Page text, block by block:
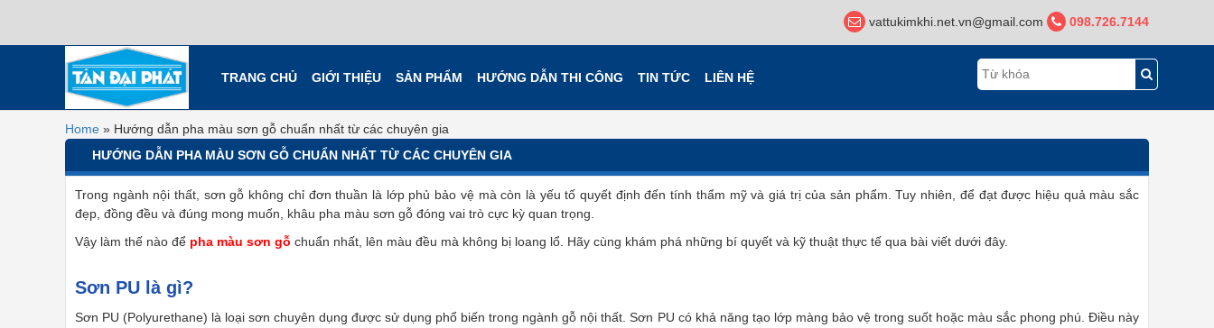
vattukimkhi.net.vn@gmail.com 098.726.7144
TRANG CHỦ GIỚI THIỆU SẢN PHẨM HƯỚNG DẪN THI CÔNG TIN TỨC LIÊN HỆ
Home » Hướng dẫn pha màu sơn gỗ chuẩn nhất từ các chuyên gia
HƯỚNG DẪN PHA MÀU SƠN GỖ CHUẨN NHẤT TỪ CÁC CHUYÊN GIA
Trong ngành nội thất, sơn gỗ không chỉ đơn thuần là lớp phủ bảo vệ mà còn là yếu tố quyết định đến tính thẩm mỹ và giá trị của sản phẩm. Tuy nhiên, để đạt được hiệu quả màu sắc
đẹp, đồng đều và đúng mong muốn, khâu pha màu sơn gỗ đóng vai trò cực kỳ quan trọng.
Vậy làm thế nào để pha màu sơn gỗ chuẩn nhất, lên màu đều mà không bị loang lổ. Hãy cùng khám phá những bí quyết và kỹ thuật thực tế qua bài viết dưới đây.
Sơn PU là gì?
Sơn PU (Polyurethane) là loại sơn chuyên dụng được sử dụng phổ biến trong ngành gỗ nội thất. Sơn PU có khả năng tạo lớp màng bảo vệ trong suốt hoặc màu sắc phong phú. Điều này